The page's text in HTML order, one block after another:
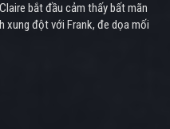
bắt đầu cảm thấy bất mãn
xung đột với Frank, đe dọa mối